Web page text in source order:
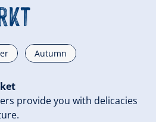
Autumn
provide you with delicacies